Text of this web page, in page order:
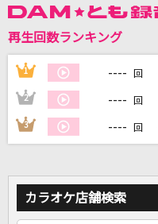
再生回数ランキング
1 ---- 回
2 ---- 回
3 ---- 回
カラオケ店舗検索